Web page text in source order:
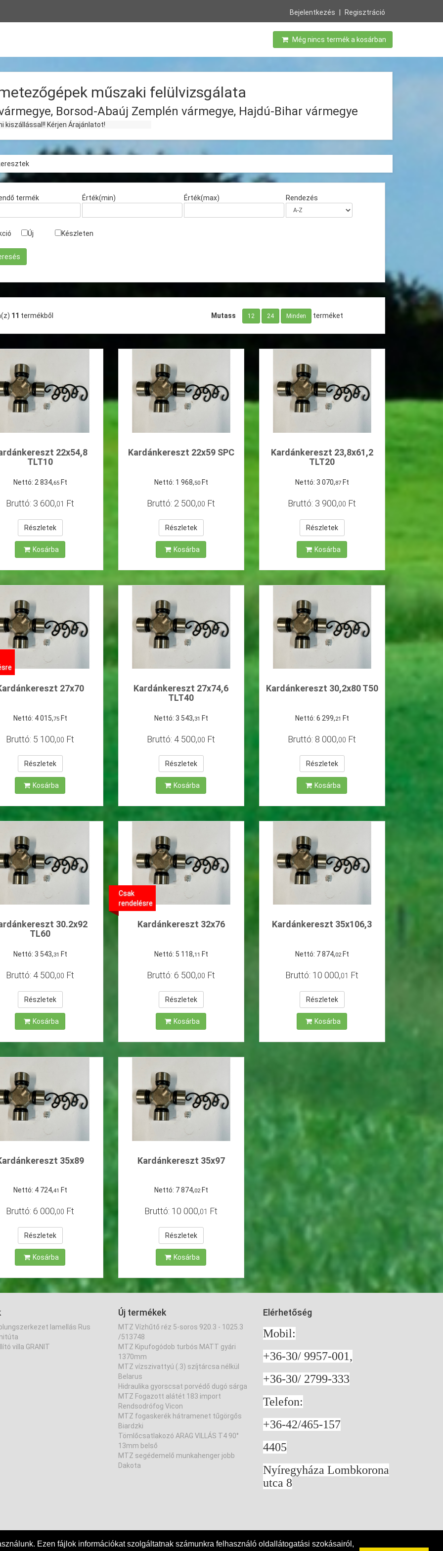
Ezen fájlok információkat szolgáltatnak számunkra felhasználó oldallátogatási szokásairól,
Bejelentkezés Regisztráció
Még nincs termék a kosárban
műszaki felülvizsgálata
Borsod-Abaúj Zemplén vármegye, Hajdú-Bihar vármegye
Kérjen Árajánlatot!
termék Érték(min) Érték(max) Rendezés
Új Készleten
11 termékből Mutass 12 24 Minden terméket
22x54,8
TLT10
Nettó: 2 834,65 Ft
Bruttó: 3 600,01 Ft
Részletek
Kosárba
Kardánkereszt 22x59 SPC
Nettó: 1 968,50 Ft
Bruttó: 2 500,00 Ft
Részletek
Kosárba
Kardánkereszt 23,8x61,2
TLT20
Nettó: 3 070,87 Ft
Bruttó: 3 900,00 Ft
Részletek
Kosárba
27x70
Nettó: 4015,75 Ft
Bruttó: 5 100,00 Ft
Részletek
Kosárba
Kardánkereszt 27x74,6
TLT40
Nettó: 3 543,31 Ft
Bruttó: 4 500,00 Ft
Részletek
Kosárba
Kardánkereszt 30,2x80 T50
Nettó: 6 299,21 Ft
Bruttó: 8 000,00 Ft
Részletek
Kosárba
30.2x92
TL60
Nettó: 3 543,31 Ft
Bruttó: 4 500,00 Ft
Részletek
Kosárba
Kardánkereszt 32x76
Nettó: 5 118,11 Ft
Bruttó: 6 500,00 Ft
Részletek
Kosárba
Csak
rendelésre
Kardánkereszt 35x106,3
Nettó: 7874,02 Ft
Bruttó: 10 000,01 Ft
Részletek
Kosárba
35x89
Nettó: 4 724,41 Ft
Bruttó: 6 000,00 Ft
Részletek
Kosárba
Kardánkereszt 35x97
Nettó: 7874,02 Ft
Bruttó: 10 000,01 Ft
Részletek
Kosárba
lamellás Rus
villa GRANIT
Új termékek
MTZ Vízhűtő réz 5-soros 920.3 - 1025.3
/513748
MTZ Kipufogódob turbós MATT gyári
1370mm
MTZ vízszivattyú (.3) szíjtárcsa nélkül
Belarus
Hidraulika gyorscsat porvédő dugó sárga
MTZ Fogazott alátét 183 import
Rendsodrófog Vicon
MTZ fogaskerék hátramenet tűgörgős
Biardzki
Tömlőcsatlakozó ARAG VILLÁS T4 90°
13mm belső
MTZ segédemelő munkahenger jobb
Dakota
Elérhetőség
Mobil:
+36-30/ 9957-001,
+36-30/ 2799-333
Telefon:
+36-42/465-157
4405
Nyíregyháza Lombkorona
utca 8
Kapcsolat